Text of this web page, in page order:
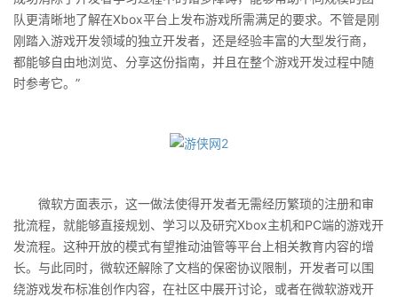
队更清晰地了解在Xbox平台上发布游戏所需满足的要求。不管是刚
刚踏入游戏开发领域的独立开发者，还是经验丰富的大型发行商，
都能够自由地浏览、分享这份指南，并且在整个游戏开发过程中随
时参考它。”
微软方面表示，这一做法使得开发者无需经历繁琐的注册和审
批流程，就能够直接规划、学习以及研究Xbox主机和PC端的游戏开
发流程。这种开放的模式有望推动油管等平台上相关教育内容的增
长。与此同时，微软还解除了文档的保密协议限制，开发者可以围
绕游戏发布标准创作内容，在社区中展开讨论，或者在微软游戏开